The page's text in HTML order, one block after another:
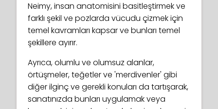
Neimy, insan anatomisini basitleştirmek ve
farklı şekil ve pozlarda vücudu çizmek için
temel kavramları kapsar ve bunları temel
şekillere ayırır.
Ayrıca, olumlu ve olumsuz alanlar,
örtüşmeler, teğetler ve 'merdivenler' gibi
diğer ilginç ve gerekli konuları da tartışarak,
sanatınızda bunları uygulamak veya